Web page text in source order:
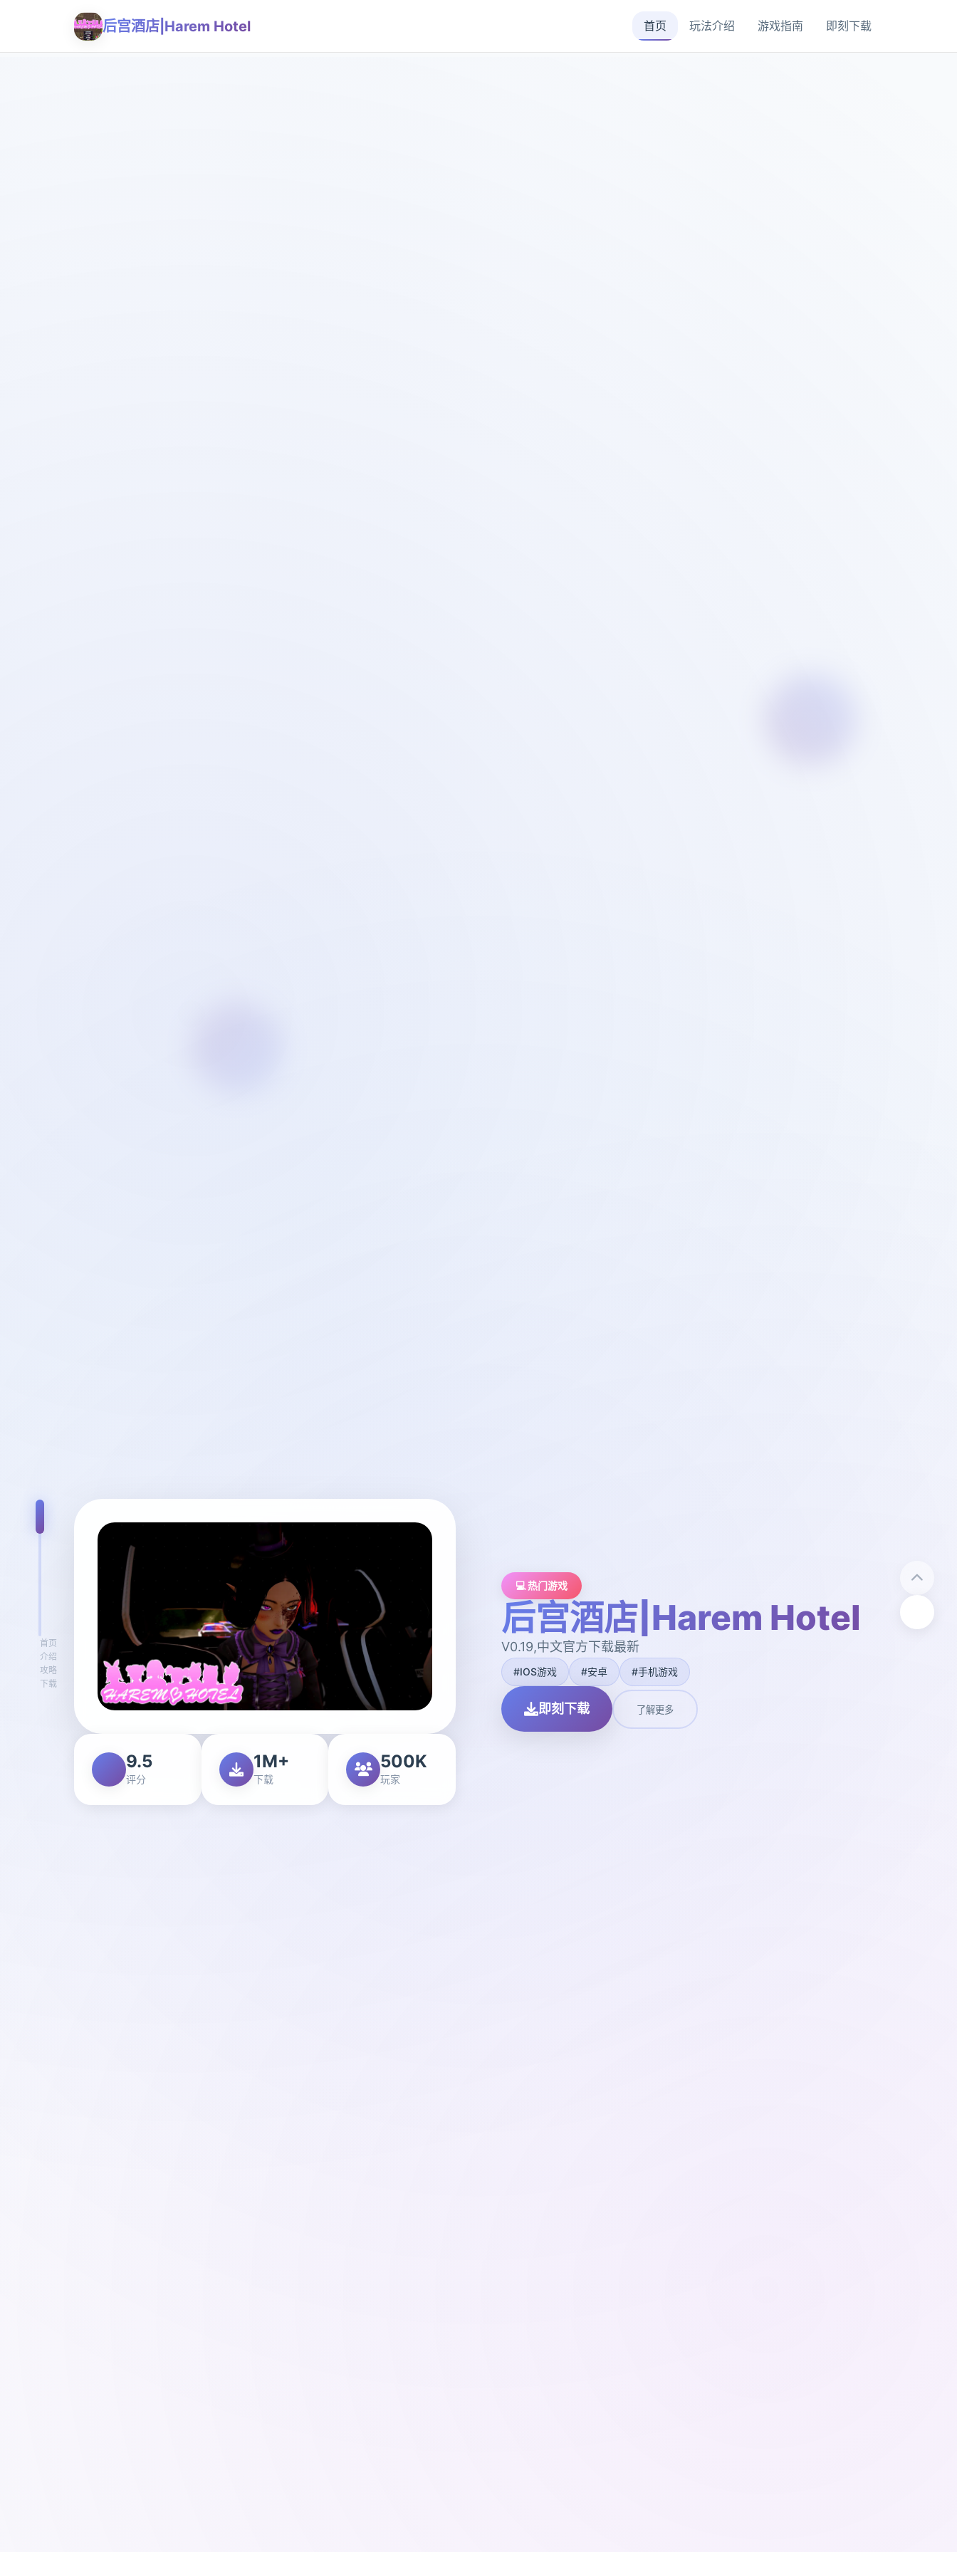
后宫酒店|Harem Hotel 首页 玩法介绍 游戏指南 即刻下载
首页
介绍
攻略
下载
9.5
评分
1M+
下载
500K
玩家
💻 热门游戏
后宫酒店|Harem Hotel
V0.19,中文官方下载最新
#IOS游戏 #安卓 #手机游戏
即刻下载 了解更多